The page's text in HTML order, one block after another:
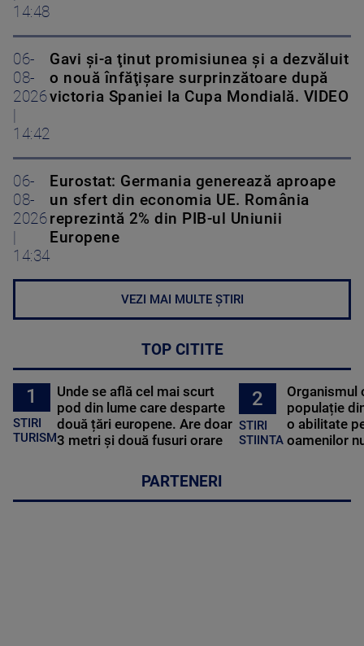
14:48
06-
08-
2026
14:42
Gavi şi-a ţinut promisiunea şi a dezvăluit
o nouă înfăţişare surprinzătoare după
victoria Spaniei la Cupa Mondială. VIDEO
06-
08-
2026
14:34
Eurostat: Germania generează aproape
un sfert din economia UE. România
reprezintă 2% din PIB-ul Uniunii
Europene
VEZI MAI MULTE ȘTIRI
TOP CITITE
1
STIRI
TURISM
Unde se află cel mai scurt
pod din lume care desparte
două țări europene. Are doar
3 metri și două fusuri orare
2
STIRI
STIINTA
Organismul
populație
o abilitate
oamenilor
PARTENERI